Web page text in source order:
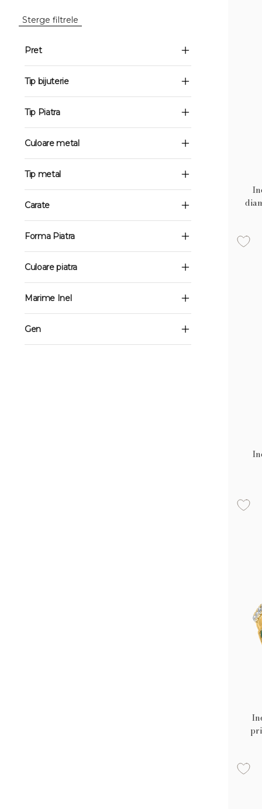
Sterge filtrele
Pret
Tip bijuterie
Tip Piatra
Culoare metal
Tip metal
Carate
Forma Piatra
Culoare piatra
Marime Inel
Gen